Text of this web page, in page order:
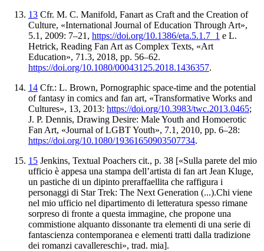
13 Cfr. M. C. Manifold, Fanart as Craft and the Creation of
Culture, «International Journal of Education Through Art»,
5.1, 2009: 7–21, https://doi.org/10.1386/eta.5.1.7_1 e L.
Hetrick, Reading Fan Art as Complex Texts, «Art
Education», 71.3, 2018, pp. 56–62.
https://doi.org/10.1080/00043125.2018.1436357.
14 Cfr.: L. Brown, Pornographic space-time and the potential
of fantasy in comics and fan art, «Transformative Works and
Cultures», 13, 2013: https://doi.org/10.3983/twc.2013.0465;
J. P. Dennis, Drawing Desire: Male Youth and Homoerotic
Fan Art, «Journal ofLGBT Youth», 7.1, 2010, pp. 6–28:
https://doi.org/10.1080/19361650903507734.
15 Jenkins, Textual Poachers cit., p. 38 [«Sulla parete del mio
ufficio è appesa una stampa dell’artista di fan art Jean Kluge,
un pastiche di un dipinto preraffaellita che raffigura i
personaggi di Star Trek: The Next Generation (...).Chi viene
nel mio ufficio nel dipartimento di letteratura spesso rimane
sorpreso di fronte a questa immagine, che propone una
commistione alquanto dissonante tra elementi di una serie di
fantascienza contemporanea e elementi tratti dalla tradizione
dei romanzi cavallereschi», trad. mia].